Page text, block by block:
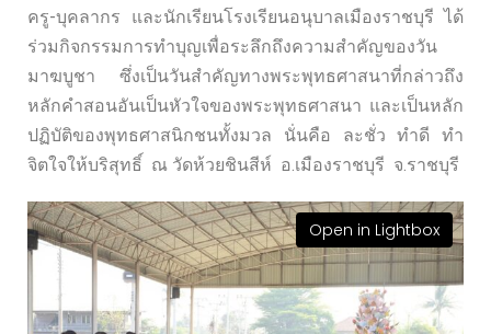
ครู-บุคลากร และนักเรียนโรงเรียนอนุบาลเมืองราชบุรี ได้
ร่วมกิจกรรมการทำบุญเพื่อระลึกถึงความสำคัญของวัน
มาฆบูชา ซึ่งเป็นวันสำคัญทางพระพุทธศาสนาที่กล่าวถึง
หลักคำสอนอันเป็นหัวใจของพระพุทธศาสนา และเป็นหลัก
ปฏิบัติของพุทธศาสนิกชนทั้งมวล นั่นคือ ละชั่ว ทำดี ทำ
จิตใจให้บริสุทธิ์ ณ วัดห้วยชินสีห์ อ.เมืองราชบุรี จ.ราชบุรี
Open in Lightbox